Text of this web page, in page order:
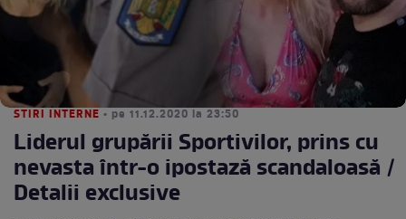
STIRI INTERNE • pe 11.12.2020 la 23:50
Liderul grupării Sportivilor, prins cu
nevasta într-o ipostază scandaloasă /
Detalii exclusive